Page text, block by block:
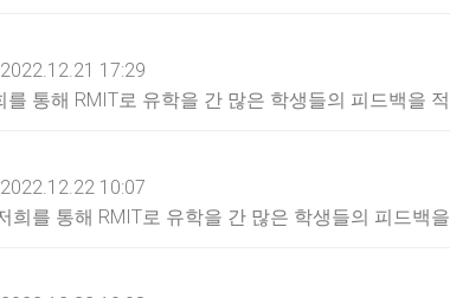
2022.12.21 17:29
를 통해 RMIT로 유학을 간 많은 학생들의 피드백을
2022.12.22 10:07
희를 통해 RMIT로 유학을 간 많은 학생들의 피드백